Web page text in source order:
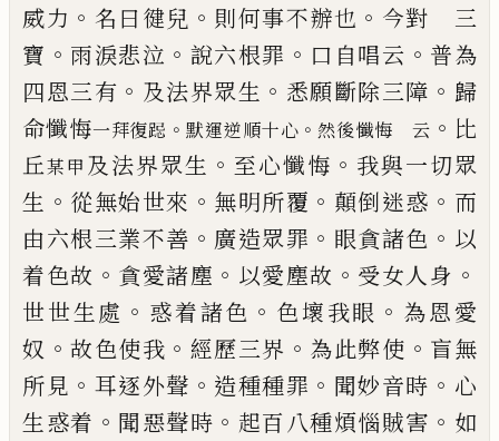
威力 。 名曰徤兒 。 則何事不辦也 。 今對 三
寶 。 雨淚悲泣 。 說六根罪 。 口自唱云 。 普為
四恩三有 。 及法界眾生 。 悉願斷除三障 。 歸
命懺悔一拜復跽 。默運逆順十心 。 然後懺悔 云 。 比
丘某甲 及法界眾生 。 至心懺悔 。 我與一切眾
生 。 從無始世來 。 無明所覆 。 顛倒迷惑 。 而
由六根三業不善 。 廣造眾罪 。 眼貪諸色 。 以
着色故 。 貪愛諸塵 。 以愛塵故 。 受女人身 。
世世生處 。 惑着諸色 。 色壞我眼 。 為恩愛
奴 。故色使我 。 經歷三界 。 為此弊使 。 盲無
所見 。 耳逐外聲 。 造種種罪 。 聞妙音時 。 心
生惑着 。 聞惡聲時 。 起百八種煩惱賊害 。 如